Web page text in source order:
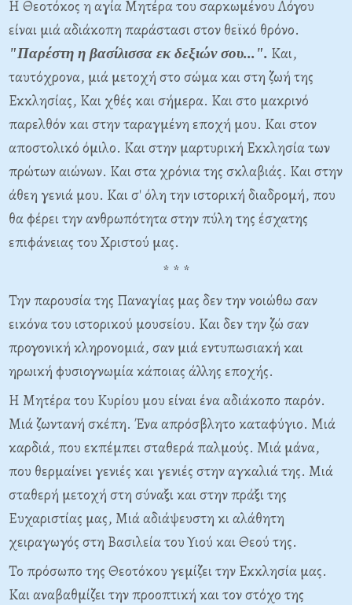
Η Θεοτόκος η αγία Μητέρα του σαρκωμένου Λόγου
είναι μιά αδιάκοπη παράστασι στον θεϊκό θρόνο.
"Παρέστη η βασίλισσα εκ δεξιών σου...". Και,
ταυτόχρονα, μιά μετοχή στο σώμα και στη ζωή της
Εκκλησίας, Και χθές και σήμερα. Και στο μακρινό
παρελθόν και στην ταραγμένη εποχή μου. Και στον
αποστολικό όμιλο. Και στην μαρτυρική Εκκλησία των
πρώτων αιώνων. Και στα χρόνια της σκλαβιάς. Και στην
άθεη γενιά μου. Και σ' όλη την ιστορική διαδρομή, που
θα φέρει τηνανθρωπότητα στην πύλη της έσχατης
επιφάνειας του Χριστού μας.
* * *
Την παρουσία της Παναγίας μας δεν την νοιώθω σαν
εικόνα του ιστορικού μουσείου. Και δεν την ζώ σαν
προγονική κληρονομιά, σαν μιά εντυπωσιακή και
ηρωική φυσιογνωμία κάποιας άλλης εποχής.
Η Μητέρα του Κυρίου μου είναι ένα αδιάκοπο παρόν.
Μιά ζωντανή σκέπη. Ένα απρόσβλητο καταφύγιο. Μιά
καρδιά, που εκπέμπει σταθερά παλμούς. Μιά μάνα,
που θερμαίνει γενιές και γενιές στην αγκαλιά της. Μιά
σταθερή μετοχή στη σύναξι και στην πράξι της
Ευχαριστίας μας, Μιά αδιάψευστη κι αλάθητη
χειραγωγός στη Βασιλεία του Υιού και Θεού της.
Το πρόσωπο της Θεοτόκου γεμίζει την Εκκλησία μας.
Και αναβαθμίζει την προοπτική και τον στόχο της